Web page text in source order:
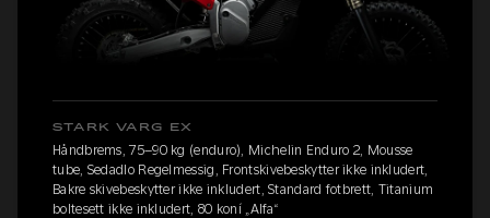
STARK VARG EX
Håndbrems, 75–90 kg (enduro), Michelin Enduro 2, Mousse
tube, Sedadlo Regelmessig, Frontskivebeskytter ikke inkludert,
Bakre skivebeskytter ikke inkludert, Standard fotbrett, Titanium
boltesett ikke inkludert, 80 koní „Alfa“